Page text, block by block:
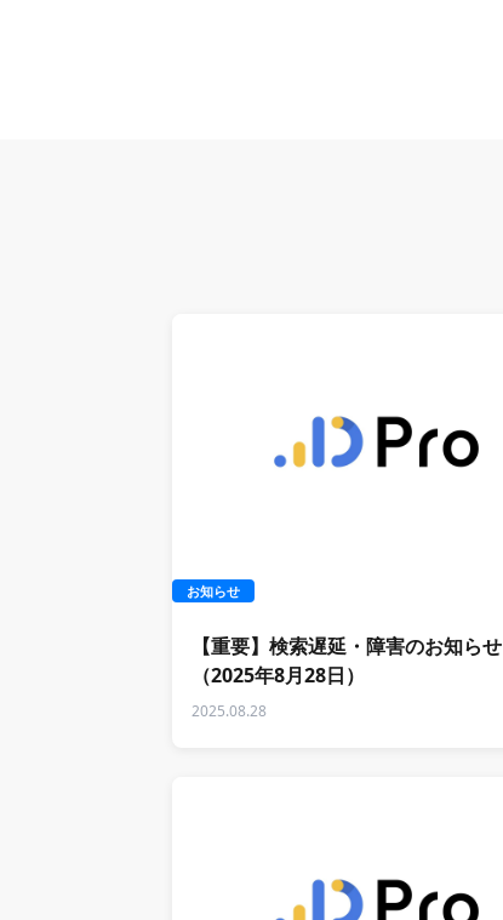
お知らせ
【重要】検索遅延・障害のお知らせ
（2025年8月28日）
2025.08.28